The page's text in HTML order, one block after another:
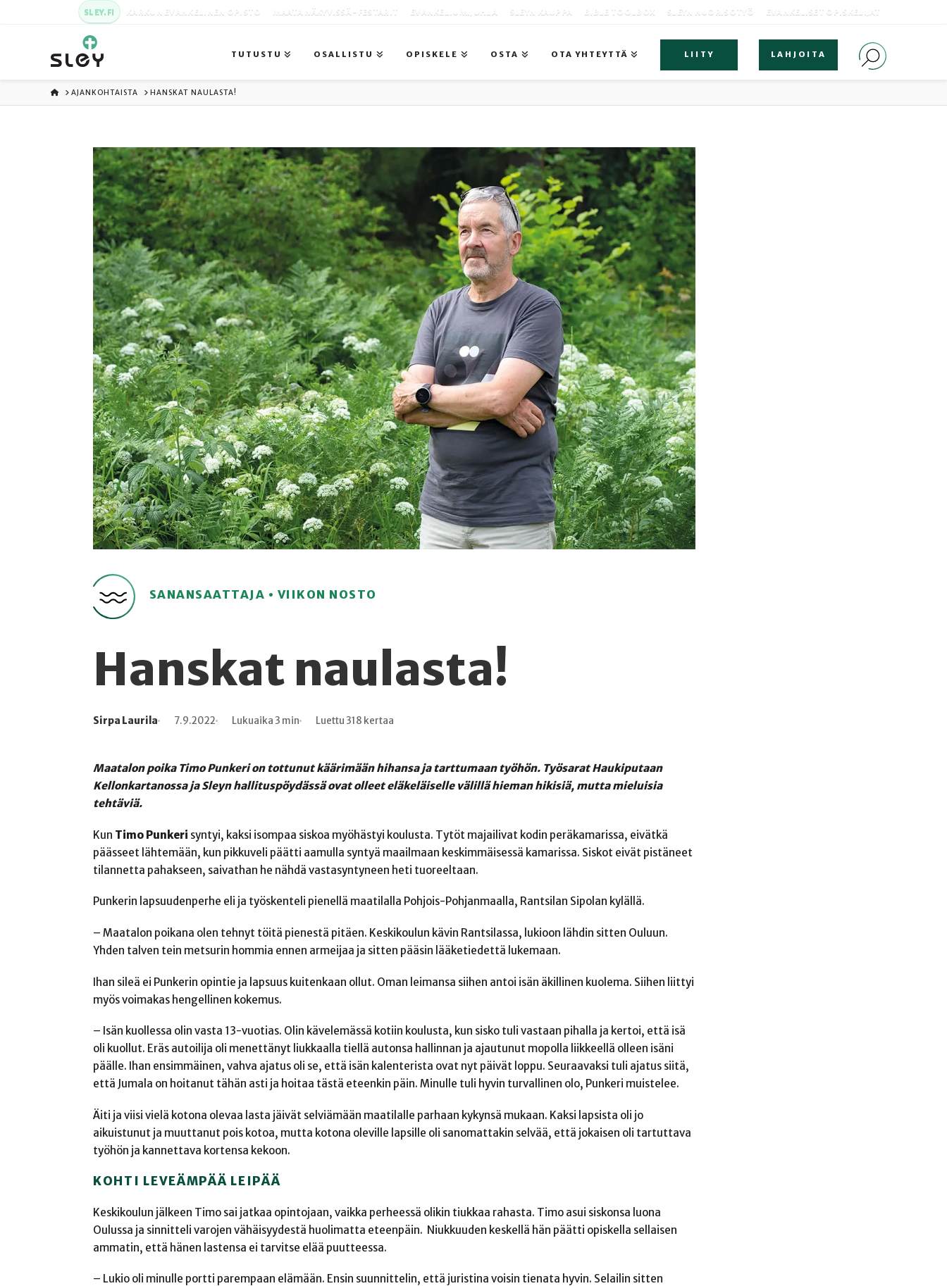
SLEY.FI KARKUN EVANKELINEN OPISTO MAATA NÄKYVISSÄ -FESTARIT EVANKELIUMIJUHLA SLEYN KAUPPA BIBLE TOOLBOX SLEYN NUORISOTYÖ EVANKELISET OPISKELIJAT
TUTUSTU OSALLISTU OPISKELE OSTA OTA YHTEYTTÄ LIITY LAHJOITA
ETUSIVU
AJANKOHTAISTA HANSKAT NAULASTA!
SANANSAATTAJA • VIIKON NOSTO
Hanskat naulasta!
Kirjoittaja
Sirpa Laurila
Julkaistu 7.9.2022
Lukuaika Lukuaika 3 min
Lukukertoja Luettu 318 kertaa
Maatalon poika Timo Punkeri on tottunut käärimään hihansa ja tarttumaan työhön. Työsarat Haukiputaan
Kellonkartanossa ja Sleyn hallituspöydässä ovat olleet eläkeläiselle välillä hieman hikisiä, mutta mieluisia
tehtäviä.
Kun Timo Punkeri syntyi, kaksi isompaa siskoa myöhästyi koulusta. Tytöt majailivat kodin peräkamarissa, eivätkä
päässeet lähtemään, kun pikkuveli päätti aamulla syntyä maailmaan keskimmäisessä kamarissa. Siskot eivät pistäneet
tilannetta pahakseen, saivathan he nähdä vastasyntyneen heti tuoreeltaan.
Punkerin lapsuudenperhe eli ja työskenteli pienellä maatilalla Pohjois-Pohjanmaalla, Rantsilan Sipolan kylällä.
– Maatalon poikana olen tehnyt töitä pienestä pitäen. Keskikoulun kävin Rantsilassa, lukioon lähdin sitten Ouluun.
Yhden talven tein metsurin hommia ennen armeijaa ja sitten pääsin lääketiedettä lukemaan.
Ihan sileä ei Punkerin opintie ja lapsuus kuitenkaan ollut. Oman leimansa siihen antoi isän äkillinen kuolema. Siihen liittyi
myös voimakas hengellinen kokemus.
– Isän kuollessa olin vasta 13-vuotias. Olin kävelemässä kotiin koulusta, kun sisko tuli vastaan pihalla ja kertoi, että isä
oli kuollut. Eräs autoilija oli menettänyt liukkaalla tiellä autonsa hallinnan ja ajautunut mopolla liikkeellä olleen isäni
päälle. Ihan ensimmäinen, vahva ajatus oli se, että isän kalenterista ovat nyt päivät loppu. Seuraavaksi tuli ajatus siitä,
että Jumala on hoitanut tähän asti ja hoitaa tästä eteenkin päin. Minulle tuli hyvin turvallinen olo, Punkeri muistelee.
Äiti ja viisi vielä kotona olevaa lasta jäivät selviämään maatilalle parhaan kykynsä mukaan. Kaksi lapsista oli jo
aikuistunut ja muuttanut pois kotoa, mutta kotona oleville lapsille oli sanomattakin selvää, että jokaisen oli tartuttava
työhön ja kannettava kortensa kekoon.
KOHTI LEVEÄMPÄÄ LEIPÄÄ
Keskikoulun jälkeen Timo sai jatkaa opintojaan, vaikka perheessä olikin tiukkaa rahasta. Timo asui siskonsa luona
Oulussa ja sinnitteli varojen vähäisyydestä huolimatta eteenpäin. Niukkuuden keskellä hän päätti opiskella sellaisen
ammatin, että hänen lastensa ei tarvitse elää puutteessa.
– Lukio oli minulle portti parempaan elämään. Ensin suunnittelin, että juristina voisin tienata hyvin. Selailin sitten